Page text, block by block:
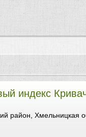
индекс
район, Хмельницкая